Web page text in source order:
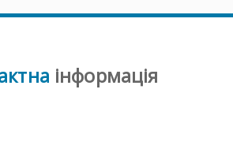
інформація